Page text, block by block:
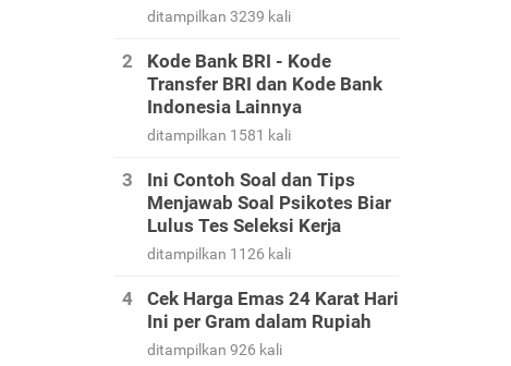
ditampilkan 3239 kali
Kode Bank BRI - Kode
Transfer BRI dan Kode Bank
Indonesia Lainnya
ditampilkan 1581 kali
Ini Contoh Soal dan Tips
Menjawab Soal Psikotes Biar
Lulus Tes Seleksi Kerja
ditampilkan 1126 kali
Cek Harga Emas 24 Karat Hari
Ini per Gram dalam Rupiah
ditampilkan 926 kali